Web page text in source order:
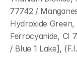
77742 /
Hydroxide
Ferrocyanide, CI
/ Blue 1 Lake],